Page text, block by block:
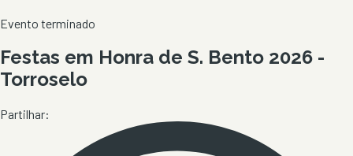
Evento terminado
Festas em Honra de S. Bento 2026 -
Torroselo
Partilhar: